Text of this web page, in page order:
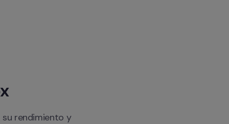
rendimiento y